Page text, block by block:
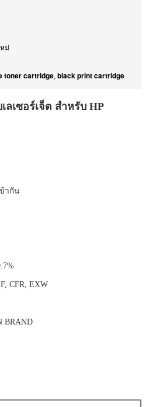
ม่
toner cartridge, black print cartridge
ลเซอร์เจ็ต สําหรับ HP
ากัน
CFR, EXW
BRAND